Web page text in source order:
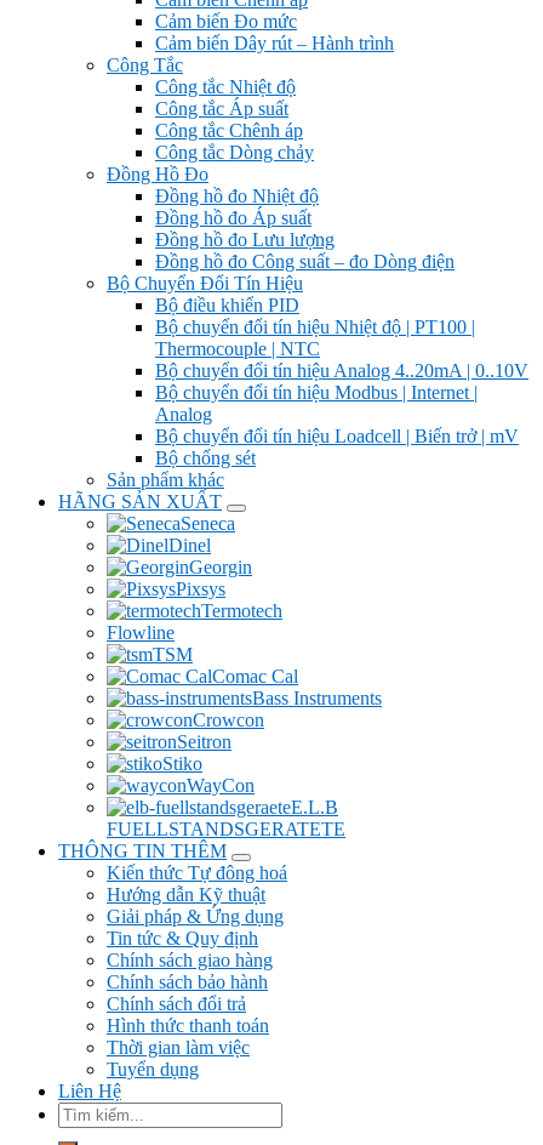
Cảm biến Đo mức
Cảm biến Dây rút – Hành trình
Công Tắc
Công tắc Nhiệt độ
Công tắc Áp suất
Công tắc Chênh áp
Công tắc Dòng chảy
Đồng Hồ Đo
Đồng hồ đo Nhiệt độ
Đồng hồ đo Áp suất
Đồng hồ đo Lưu lượng
Đồng hồ đo Công suất – đo Dòng điện
Bộ Chuyển Đổi Tín Hiệu
Bộ điều khiển PID
Bộ chuyển đổi tín hiệu Nhiệt độ | PT100 |
Thermocouple | NTC
Bộ chuyển đổi tín hiệu Analog 4..20mA | 0..10V
Bộ chuyển đổi tín hiệu Modbus | Internet |
Analog
Bộ chuyển đổi tín hiệu Loadcell | Biến trở | mV
Bộ chống sét
Sản phẩm khác
HÃNG SẢN XUẤT
Seneca
Dinel
Georgin
Pixsys
Termotech
Flowline
TSM
Comac Cal
Bass Instruments
Crowcon
Seitron
Stiko
WayCon
E.L.B
FUELLSTANDSGERATETE
THÔNG TIN THÊM
Kiến thức Tự đông hoá
Hướng dẫn Kỹ thuật
Giải pháp & Ứng dụng
Tin tức & Quy định
Chính sách giao hàng
Chính sách bảo hành
Chính sách đổi trả
Hình thức thanh toán
Thời gian làm việc
Tuyển dụng
Liên Hệ
Tìm
kiếm: